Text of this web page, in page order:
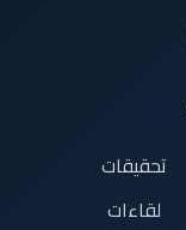
تحقيقات
لقاءات